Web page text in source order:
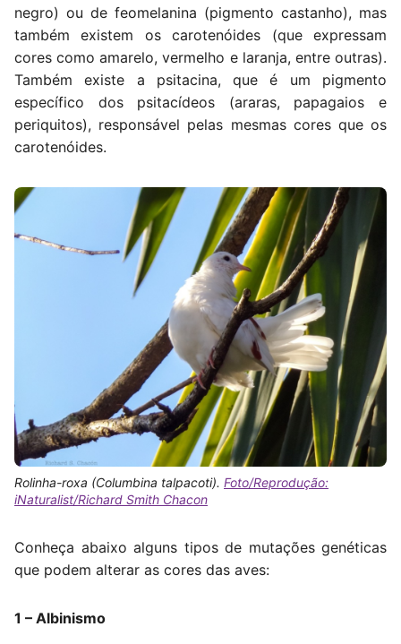
negro) ou de feomelanina (pigmento castanho), mas
também existem os carotenóides (que expressam
cores como amarelo, vermelho e laranja, entre outras).
Também existe a psitacina, que é um pigmento
específico dos psitacídeos (araras, papagaios e
periquitos), responsável pelas mesmas cores que os
carotenóides.
Rolinha-roxa (Columbina talpacoti). Foto/Reprodução:
iNaturalist/Richard Smith Chacon
Conheça abaixo alguns tipos de mutações genéticas
que podem alterar as cores das aves:
1 – Albinismo